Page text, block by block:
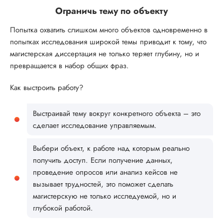
Ограничь тему по объекту
Попытка охватить слишком много объектов одновременно в
попытках исследования широкой темы приводит к тому, что
магистерская диссертация не только теряет глубину, но и
превращается в набор общих фраз.
Как выстроить работу?
Выстраивай тему вокруг конкретного объекта – это
сделает исследование управляемым.
Выбери объект, к работе над которым реально
получить доступ. Если получение данных,
проведение опросов или анализ кейсов не
вызывает трудностей, это поможет сделать
магистерскую не только исследуемой, но и
глубокой работой.